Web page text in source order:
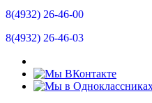
Новости
Контакты
8(4932) 26-46-00
8(4932) 26-46-03